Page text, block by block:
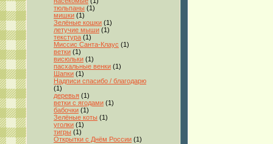
тюльпаны (1)
мишки (1)
Зелёные кошки (1)
летучие мыши (1)
текстура (1)
Миссис Санта-Клаус (1)
ветки (1)
висюльки (1)
пасхальные венки (1)
Шапки (1)
Надписи спасибо / благодарю
(1)
деревья (1)
ветки с ягодами (1)
бабочки (1)
Зелёные коты (1)
уголки (1)
тигры (1)
Открытки с Днём России (1)